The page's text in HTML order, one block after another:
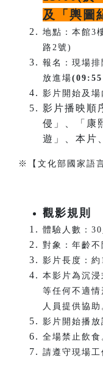
及「輿圖
地點：本館3
路2號)
報名：現場
放進場
影片開始及場
影片播映順
侵」、「康
遊」、本片
※【文化部國家語
觀影規則
體驗人數：30
對象：年齡不
影片長度：約
本影片為沉
等任何不適
人員提供協助
影片開始播放
全場禁止飲食
請遵守現場工